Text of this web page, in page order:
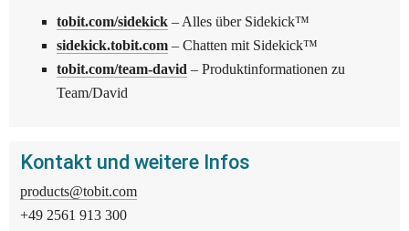
tobit.com/sidekick – Alles über Sidekick™
sidekick.tobit.com – Chatten mit Sidekick™
tobit.com/team-david – Produktinformationen zu
Team/David
Kontakt und weitere Infos
products@tobit.com
+49 2561 913 300